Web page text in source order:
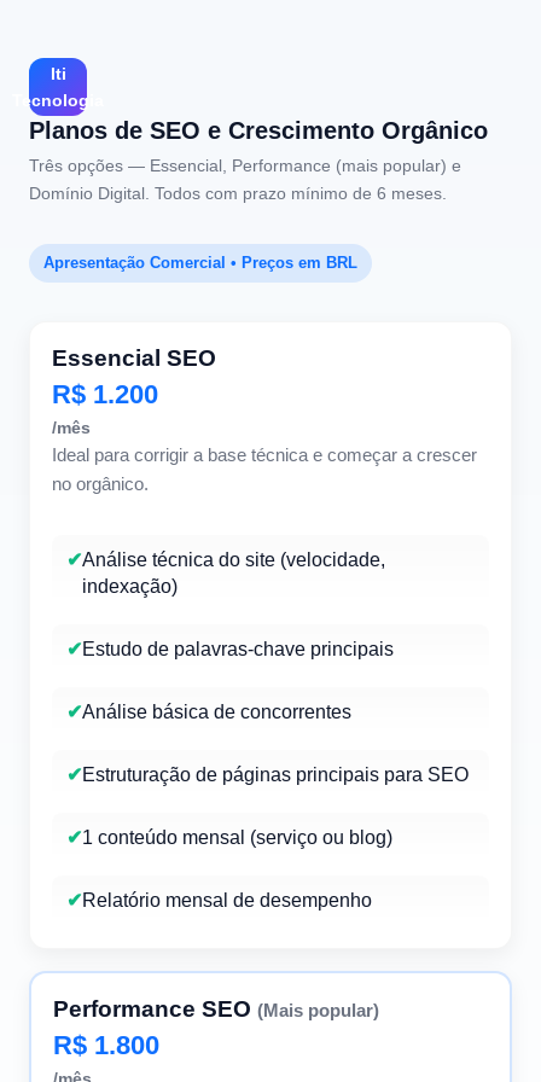
Iti
Tecnologia
Planos de SEO e Crescimento Orgânico
Três opções — Essencial, Performance (mais popular) e
Domínio Digital. Todos com prazo mínimo de 6 meses.
Apresentação Comercial • Preços em BRL
Essencial SEO
R$ 1.200
/mês
Ideal para corrigir a base técnica e começar a crescer
no orgânico.
✔Análise técnica do site (velocidade,
indexação)
✔Estudo de palavras-chave principais
✔Análise básica de concorrentes
✔Estruturação de páginas principais para SEO
✔1 conteúdo mensal (serviço ou blog)
✔Relatório mensal de desempenho
Performance SEO (Mais popular)
R$ 1.800